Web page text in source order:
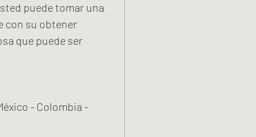
puede tomar una
con su obtener
que puede ser
- Colombia -